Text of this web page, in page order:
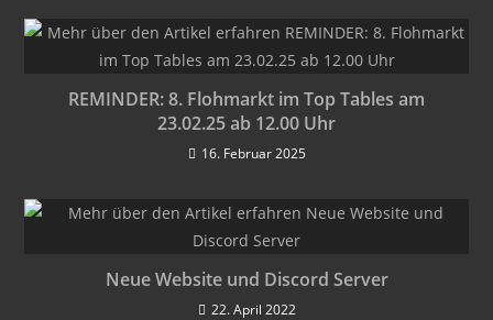
REMINDER: 8. Flohmarkt im Top Tables am
23.02.25 ab 12.00 Uhr
16. Februar 2025
Neue Website und Discord Server
22. April 2022